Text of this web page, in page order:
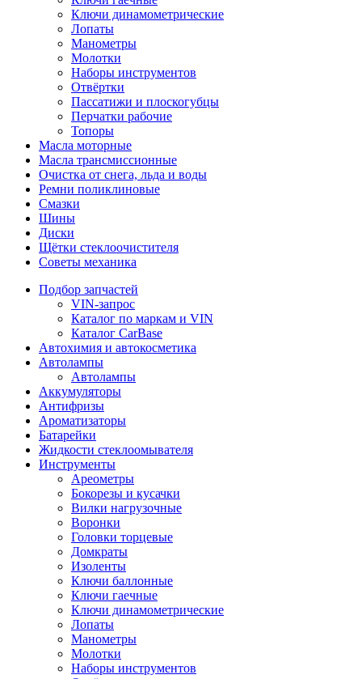
Ключи динамометрические
Лопаты
Манометры
Молотки
Наборы инструментов
Отвёртки
Пассатижи и плоскогубцы
Перчатки рабочие
Топоры
Масла моторные
Масла трансмиссионные
Очистка от снега, льда и воды
Ремни поликлиновые
Смазки
Шины
Диски
Щётки стеклоочистителя
Советы механика
Подбор запчастей
VIN-запрос
Каталог по маркам и VIN
Каталог CarBase
Автохимия и автокосметика
Автолампы
Автолампы
Аккумуляторы
Антифризы
Ароматизаторы
Батарейки
Жидкости стеклоомывателя
Инструменты
Ареометры
Бокорезы и кусачки
Вилки нагрузочные
Воронки
Головки торцевые
Домкраты
Изоленты
Ключи баллонные
Ключи гаечные
Ключи динамометрические
Лопаты
Манометры
Молотки
Наборы инструментов